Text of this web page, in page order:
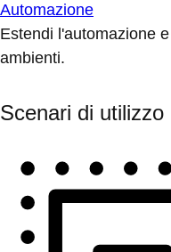
Automazione
Estendi l'automazione
ambienti.
Scenari di utilizzo